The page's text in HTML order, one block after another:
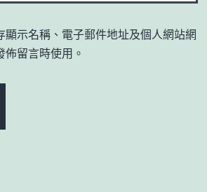
顯示名稱、電子郵件地址及個人網站網
留言時使用。